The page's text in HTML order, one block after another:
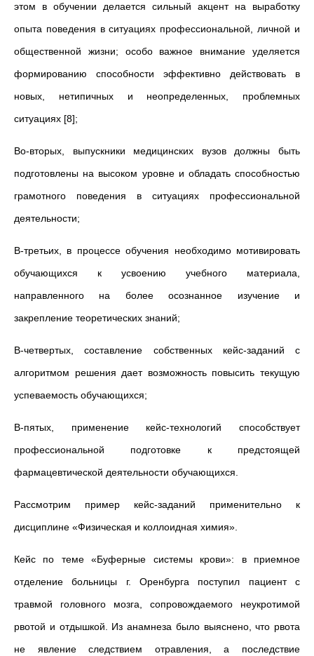
этом в обучении делается сильный акцент на выработку
опыта поведения в ситуациях профессиональной, личной и
общественной жизни; особо важное внимание уделяется
формированию способности эффективно действовать в
новых, нетипичных и неопределенных, проблемных
ситуациях [8];
Во-вторых, выпускники медицинских вузов должны быть
подготовлены на высоком уровне и обладать способностью
грамотного поведения в ситуациях профессиональной
деятельности;
В-третьих, в процессе обучения необходимо мотивировать
обучающихся к усвоению учебного материала,
направленного на более осознанное изучение и
закрепление теоретических знаний;
В-четвертых, составление собственных кейс-заданий с
алгоритмом решения дает возможность повысить текущую
успеваемость обучающихся;
В-пятых, применение кейс-технологий способствует
профессиональной подготовке к предстоящей
фармацевтической деятельности обучающихся.
Рассмотрим пример кейс-заданий применительно к
дисциплине «Физическая и коллоидная химия».
Кейс по теме «Буферные системы крови»: в приемное
отделение больницы г. Оренбурга поступил пациент с
травмой головного мозга, сопровождаемого неукротимой
рвотой и отдышкой. Из анамнеза было выяснено, что рвота
не явление следствием отравления, а последствие